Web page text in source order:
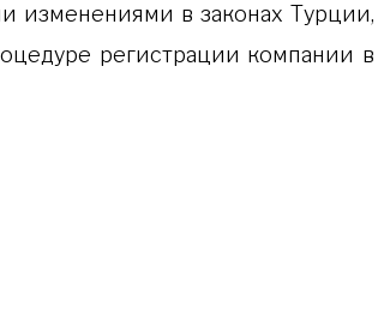
изменениями в законах Турции,
регистрации компании в